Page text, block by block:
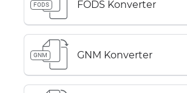
FODS FODS Konverter
GNM GNM Konverter